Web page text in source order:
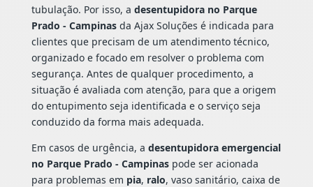
tubulação. Por isso, a desentupidora no Parque
Prado - Campinasda Ajax Soluções é indicada para
clientes que precisam de um atendimento técnico,
organizado e focado em resolver o problema com
segurança. Antes de qualquer procedimento, a
situação é avaliada com atenção, para que a origem
do entupimento seja identificada e o serviço seja
conduzido da forma mais adequada.
Em casos de urgência, a desentupidora emergencial
no Parque Prado - Campinaspode ser acionada
para problemas em pia, ralo, vaso sanitário, caixa de